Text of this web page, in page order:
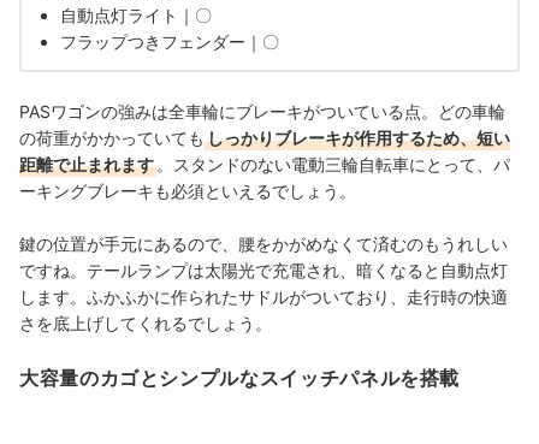
自動点灯ライト｜〇
フラップつきフェンダー｜〇
PASワゴンの強みは全車輪にブレーキがついている点。どの車輪
の荷重がかかっていても しっかりブレーキが作用するため、短い
距離で止まれます 。スタンドのない電動三輪自転車にとって、パ
ーキングブレーキも必須といえるでしょう。
鍵の位置が手元にあるので、腰をかがめなくて済むのもうれしい
ですね。 テールランプは太陽光で充電され、暗くなると自動点灯
します。ふかふかに作られたサドルがついており、走行時の快適
さを底上げしてくれるでしょう。
大容量のカゴとシンプルなスイッチパネルを搭載